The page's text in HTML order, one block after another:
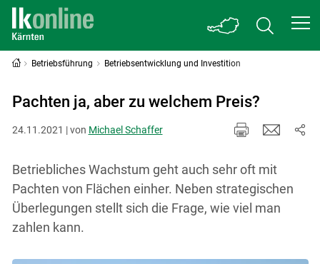
Betriebsführung Betriebsentwicklung und Investition
Pachten ja, aber zu welchem Preis?
24.11.2021 | von Michael Schaffer
Betriebliches Wachstum geht auch sehr oft mit
Pachten von Flächen einher. Neben strategischen
Überlegungen stellt sich die Frage, wie viel man
zahlen kann.